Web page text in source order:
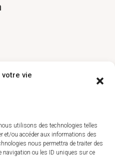
vie
utilisons des technologies telles
et/ou accéder aux informations des
nous permettra de traiter des
navigation ou les ID uniques sur ce